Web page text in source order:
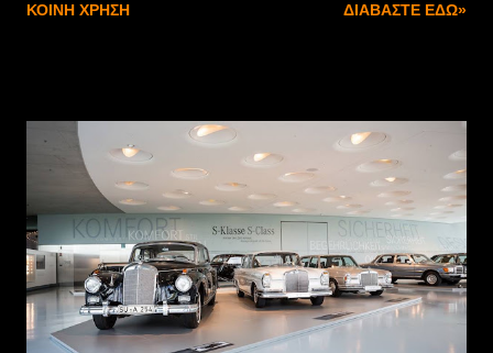
ολοκληρωθεί η προγραμματισμένη διάρκεια της χρηματοδότησης, ο
του αυτοκινήτου, ενώ η τρίτη αφορά στην επιστροφή με
προσυμφωνημένη αξία που θα χρησιμοποιηθεί ως προκαταβολή για
την αγορά ενός νέου Jeep. Με βάση αυτά τα δεδομένα, το Jeep
Avenger στην έκδοση με τον κινητήρα 100 HP γίνεται δικό σας με
μόνο €252/μήνα , ενώ για τα Renegade και Compass e-Hybrid
των 130 HP η δόση διαμορφώνεται στα €294 και €361 αντίστοιχα.
Να σημειωθεί ότι το πρόγραμμα συνοδεύεται από την 4ετή εγγύηση
ΚΟΙΝΉ ΧΡΉΣΗ ΔΙΑΒΆΣΤΕ ΕΔΏ»